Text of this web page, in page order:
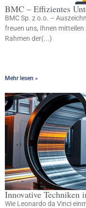
BMC – Effizientes
BMC Sp. z o.o. –
freuen uns, Ihnen
Rahmen der(...)
Mehr lesen »
Innovative Techniken
Wie Leonardo da Vinci